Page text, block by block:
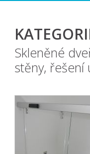
Skleněné
stěny, řešení